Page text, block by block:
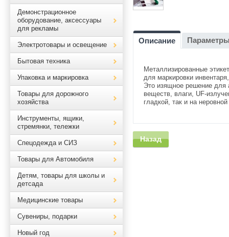
Демонстрационное
оборудование, аксессуары
для рекламы
Электротовары и освещение
Бытовая техника
Упаковка и маркировка
Товары для дорожного
хозяйства
Инструменты, ящики,
стремянки, тележки
Спецодежда и СИЗ
Товары для Автомобиля
Детям, товары для школы и
детсада
Медицинские товары
Сувениры, подарки
Новый год
Описание
Металлизированные
для маркировки
Это изящное решение для
веществ, влаги, UF-
гладкой, так и на
Назад